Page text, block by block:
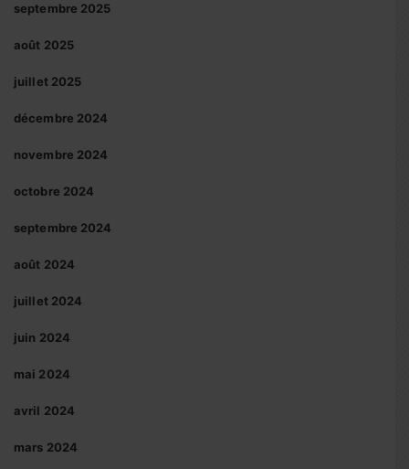
septembre 2025
août 2025
juillet 2025
décembre 2024
novembre 2024
octobre 2024
septembre 2024
août 2024
juillet 2024
juin 2024
mai 2024
avril 2024
mars 2024